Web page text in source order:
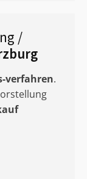
/
verfahren.